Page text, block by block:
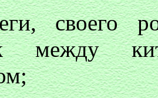
своего
между